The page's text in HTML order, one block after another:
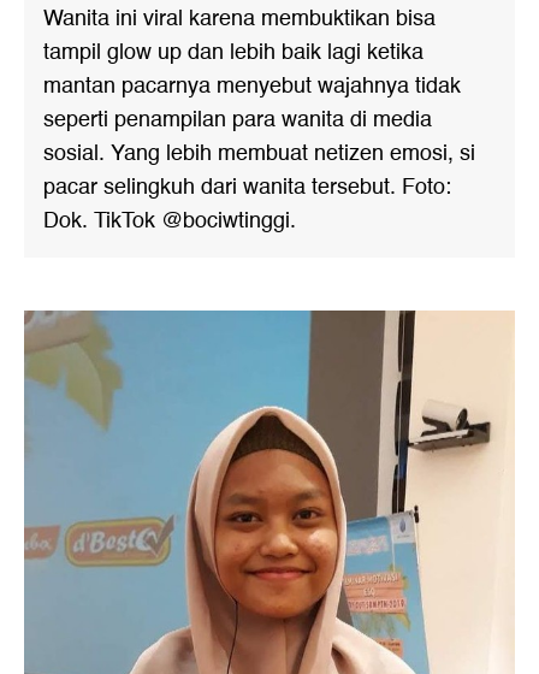
Wanita ini viral karena membuktikan bisa
tampil glow up dan lebih baik lagi ketika
mantan pacarnya menyebut wajahnya tidak
seperti penampilan para wanita di media
sosial. Yang lebih membuat netizen emosi, si
pacar selingkuh dari wanita tersebut. Foto:
Dok. TikTok @bociwtinggi.